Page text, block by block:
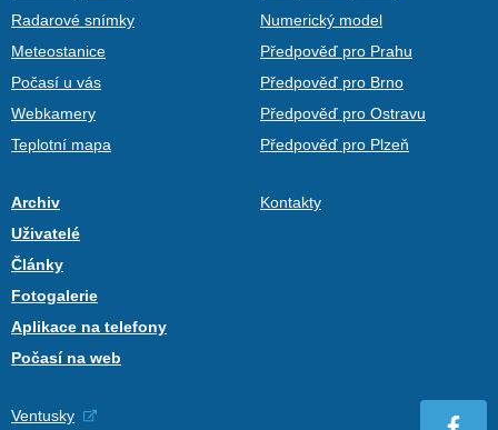
Radarové snímky
Meteostanice
Počasí u vás
Webkamery
Teplotní mapa
Numerický model
Předpověď pro Prahu
Předpověď pro Brno
Předpověď pro Ostravu
Předpověď pro Plzeň
Archiv
Uživatelé
Články
Fotogalerie
Aplikace na telefony
Počasí na web
Kontakty
Ventusky